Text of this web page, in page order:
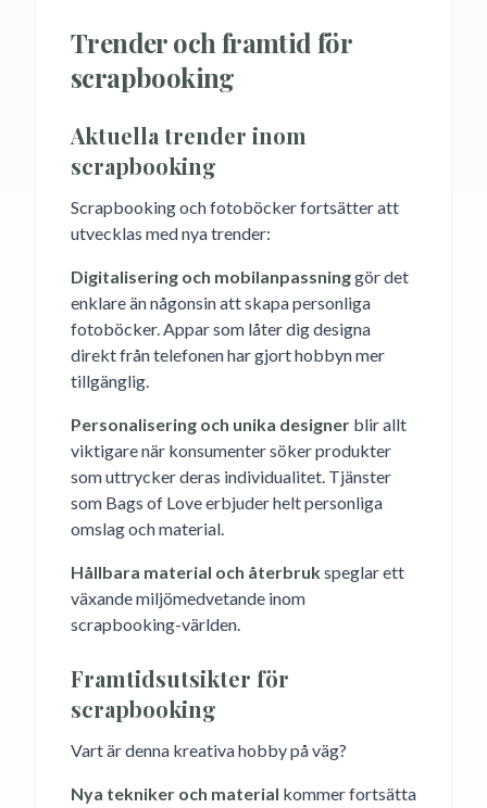
Trender och framtid för
scrapbooking
Aktuella trender inom
scrapbooking
Scrapbooking och fotoböcker fortsätter att
utvecklas med nya trender:
Digitalisering och mobilanpassninggör det
enklare än någonsin att skapa personliga
fotoböcker. Appar som låter dig designa
direkt från telefonen har gjort hobbyn mer
tillgänglig.
Personalisering och unika designer blir allt
viktigare när konsumenter söker produkter
som uttrycker deras individualitet. Tjänster
som Bags of Love erbjuder helt personliga
omslag och material.
Hållbara material och återbrukspeglar ett
växande miljömedvetande inom
scrapbooking-världen.
Framtidsutsikter för
scrapbooking
Vart är denna kreativa hobby på väg?
Nya tekniker och material kommer fortsätta